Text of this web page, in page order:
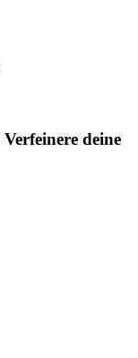
Verfeinere deine